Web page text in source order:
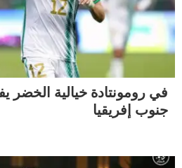
في رومونتادة خيالية الخضر
جنوب إفريقيا